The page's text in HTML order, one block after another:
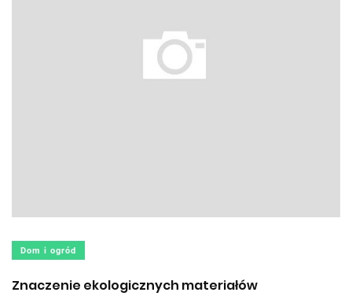
Dom i ogród
Znaczenie ekologicznych materiałów